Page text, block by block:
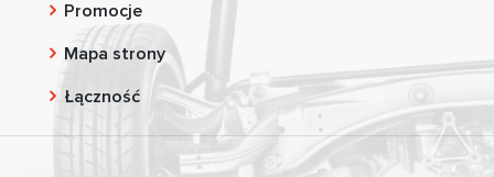
Promocje
Mapa strony
Łączność